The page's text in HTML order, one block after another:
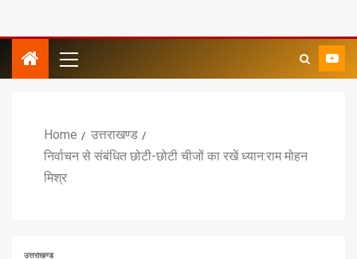
Home
उत्तराखण्ड
निर्वाचन से संबंधित छोटी-छोटी चीजों का रखें ध्यान:राम मोहन
मिश्र
उत्तराखण्ड